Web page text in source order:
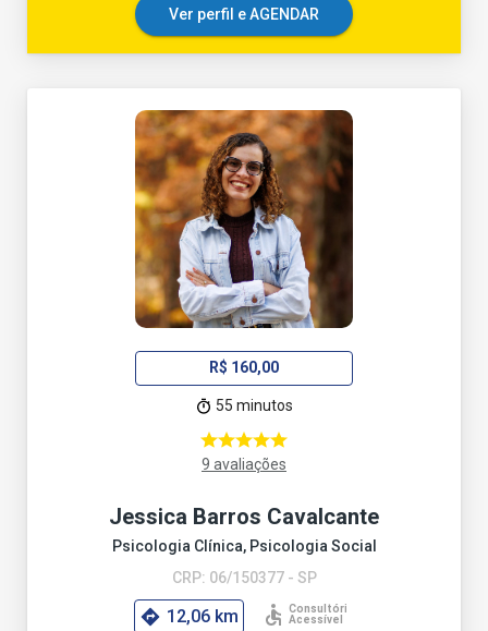
Ver perfil e AGENDAR
R$ 160,00
55 minutos
9 avaliações
Jessica Barros Cavalcante
Psicologia Clínica, Psicologia Social
CRP: 06/150377 - SP
12,06 km